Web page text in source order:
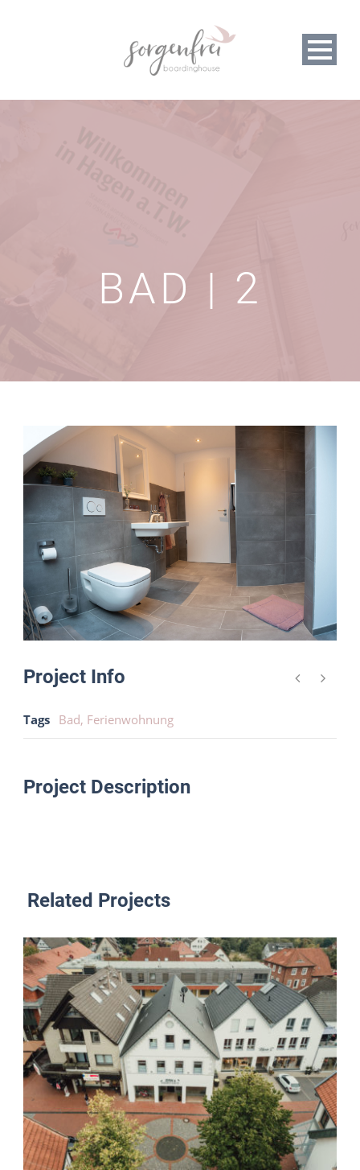
BAD | 2
Project Info
Tags Bad, Ferienwohnung
Project Description
Related Projects